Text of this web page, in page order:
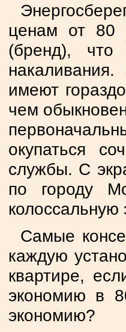
ценам от 80
(бренд),
имеют
чем
окупаться
службы. С
по городу
колоссальную
Самые
каждую
квартире,
экономию в
экономию?